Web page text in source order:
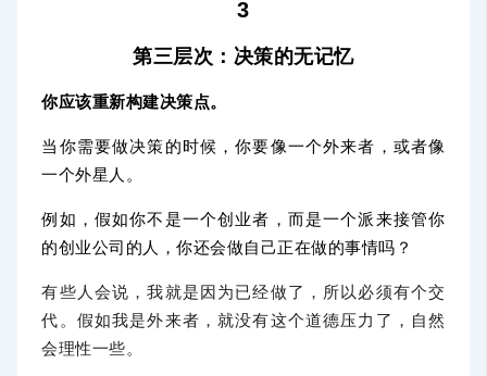
3
第三层次：决策的无记忆
你应该重新构建决策点。
当你需要做决策的时候，你要像一个外来者，或者像
一个外星人。
例如，假如你不是一个创业者，而是一个派来接管你
的创业公司的人，你还会做自己正在做的事情吗？
有些人会说，我就是因为已经做了，所以必须有个交
代。假如我是外来者，就没有这个道德压力了，自然
会理性一些。